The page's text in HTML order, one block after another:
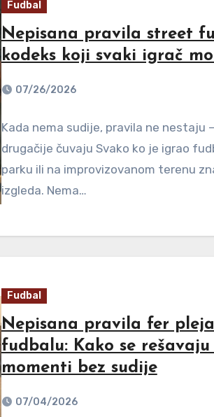
Fudbal
Nepisana pravila street
kodeks koji svaki igrač
07/26/2026
Kada nema sudije, pravila ne nestaju
drugačije čuvaju Svako ko je igrao
parku ili na improvizovanom terenu
izgleda. Nema…
Fudbal
Nepisana pravila fer
fudbalu: Kako se
momenti bez sudije
07/04/2026